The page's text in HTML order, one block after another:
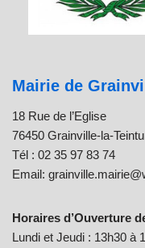
Mairie de
18 Rue de l’Eglise
76450 Grainville-la-
Tél : 02 35 97 83 74
Email:
Horaires d’Ouverture
Lundi et Jeudi : 13h30 à